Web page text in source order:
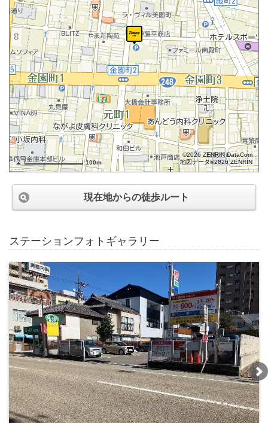
100m
©2026 ZENRIN DataCom
地図データ©2026 ZENRIN
現在地からの徒歩ルート
ステーションフォトギャラリー